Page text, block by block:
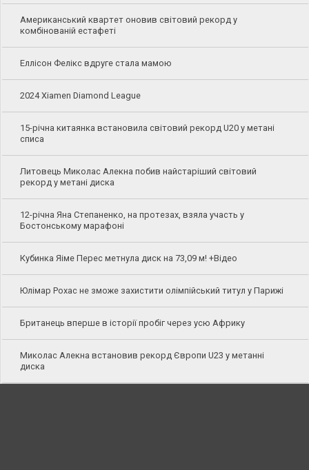
Американський квартет оновив світовий рекорд у
комбінованій естафеті
Еллісон Фелікс вдруге стала мамою
2024 Xiamen Diamond League
15-річна китаянка встановила світовий рекорд U20 у метані
списа
Литовець Миколас Алекна побив найстаріший світовий
рекорд у метані диска
12-річна Яна Степаненко, на протезах, взяла участь у
Бостонському марафоні
Кубинка Яіме Перес метнула диск на 73,09 м! +Відео
Юлімар Рохас не зможе захистити олімпійський титул у Парижі
Британець вперше в історії пробіг через усю Африку
Миколас Алекна встановив рекорд Європи U23 у метанні
диска